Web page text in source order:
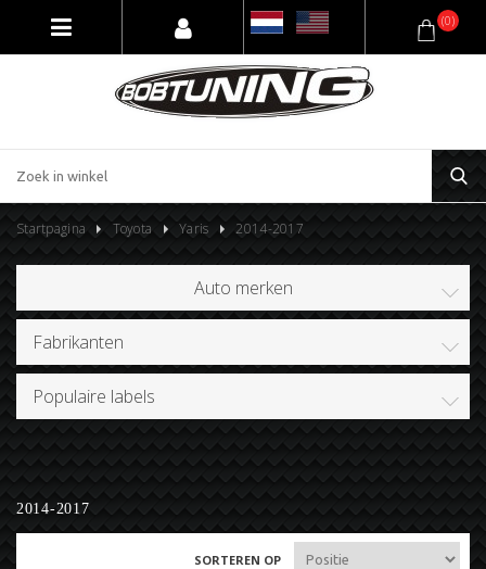
(0)
Startpagina Toyota Yaris 2014-2017
Auto merken
Fabrikanten
Populaire labels
2014-2017
SORTEREN OP